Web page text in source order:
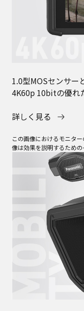
1.0型MOSセンサー
4K60p 10bitの優れ
詳しく見る
この画像におけるモニタ
像は効果を説明するための